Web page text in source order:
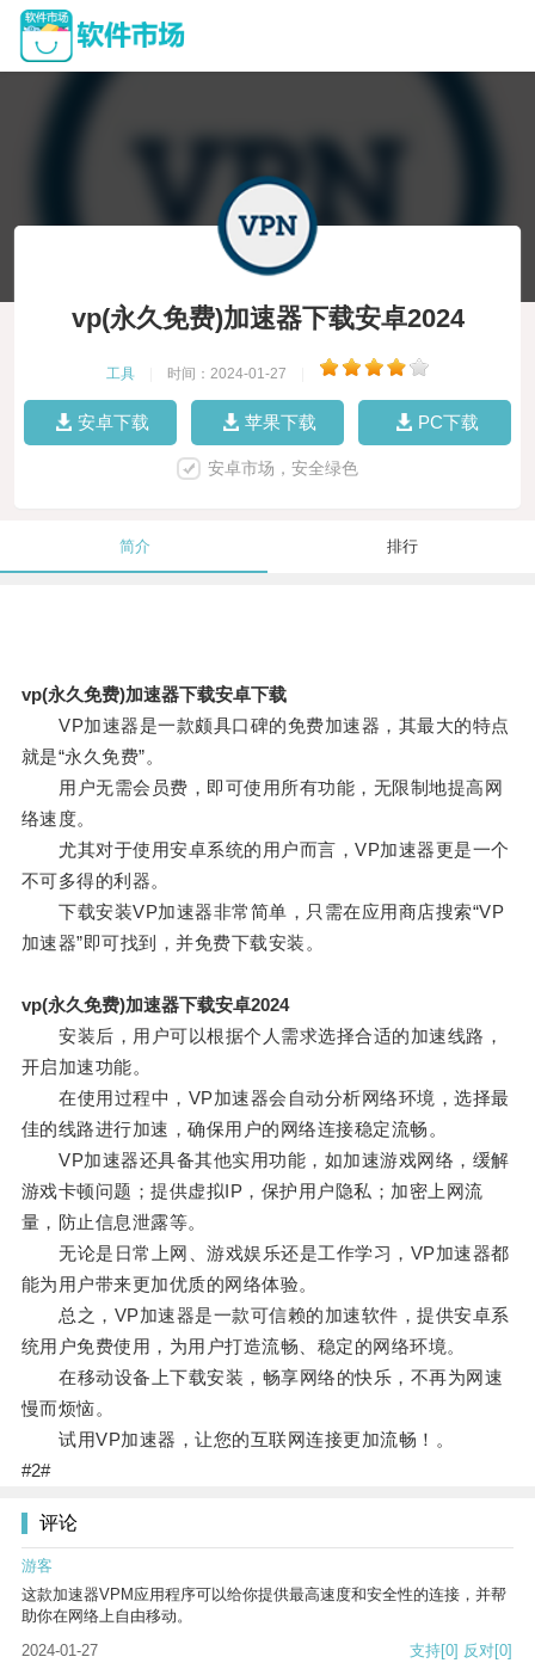
vp(永久免费)加速器下载安卓2024
工具 时间：2024-01-27
安卓下载 苹果下载 PC下载
安卓市场，安全绿色
简介 排行
vp(永久免费)加速器下载安卓下载
VP加速器是一款颇具口碑的免费加速器，其最大的特点
就是“永久免费”。
用户无需会员费，即可使用所有功能，无限制地提高网
络速度。
尤其对于使用安卓系统的用户而言，VP加速器更是一个
不可多得的利器。
下载安装VP加速器非常简单，只需在应用商店搜索“VP
加速器”即可找到，并免费下载安装。
vp(永久免费)加速器下载安卓2024
安装后，用户可以根据个人需求选择合适的加速线路，
开启加速功能。
在使用过程中，VP加速器会自动分析网络环境，选择最
佳的线路进行加速，确保用户的网络连接稳定流畅。
VP加速器还具备其他实用功能，如加速游戏网络，缓解
游戏卡顿问题；提供虚拟IP，保护用户隐私；加密上网流
量，防止信息泄露等。
无论是日常上网、游戏娱乐还是工作学习，VP加速器都
能为用户带来更加优质的网络体验。
总之，VP加速器是一款可信赖的加速软件，提供安卓系
统用户免费使用，为用户打造流畅、稳定的网络环境。
在移动设备上下载安装，畅享网络的快乐，不再为网速
慢而烦恼。
试用VP加速器，让您的互联网连接更加流畅！。
#2#
评论
游客
这款加速器VPM应用程序可以给你提供最高速度和安全性的连接，并帮
助你在网络上自由移动。
2024-01-27
支持[0] 反对[0]